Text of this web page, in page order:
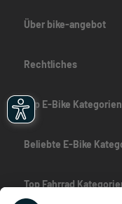
Über bike-angebot
Rechtliches
Top E-Bike Kategorien
Beliebte E-Bike
Top Fahrrad